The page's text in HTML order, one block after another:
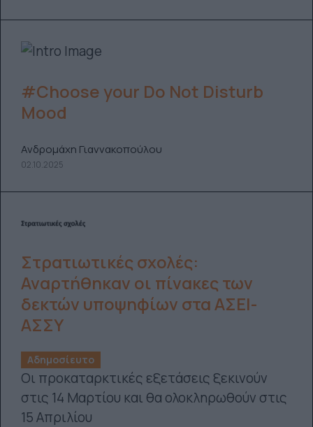
#Choose your Do Not Disturb
Mood
Ανδρομάχη Γιαννακοπούλου
02.10.2025
Στρατιωτικές σχολές:
Αναρτήθηκαν οι πίνακες των
δεκτών υποψηφίων στα ΑΣΕΙ-
ΑΣΣΥ
Αδημοσίευτο
Οι προκαταρκτικές εξετάσεις ξεκινούν
στις 14 Μαρτίου και θα ολοκληρωθούν στις
15 Απριλίου